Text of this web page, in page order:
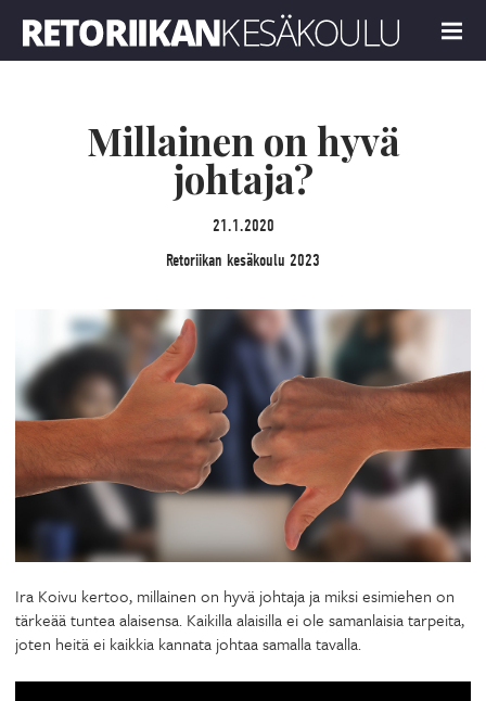
MENU
Millainen on hyvä
johtaja?
21.1.2020
Retoriikan kesäkoulu 2023
Ira Koivu kertoo, millainen on hyvä johtaja ja miksi esimiehen on
tärkeää tuntea alaisensa. Kaikilla alaisilla ei ole samanlaisia tarpeita,
joten heitä ei kaikkia kannata johtaa samalla tavalla.